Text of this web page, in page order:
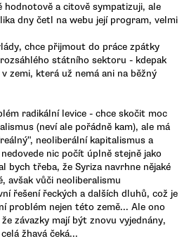
hodnotově a citově sympatizuji, ale
dny četl na webu její program, velmi
chce přijmout do práce zpátky
státního sektoru - kdepak
zemi, která už nemá ani na běžný
radikální levice - chce skočit moc
(neví ale pořádně kam), ale má
neoliberální kapitalismus a
nic počít úplně stejně jako
bych třeba, že Syriza navrhne nějaké
avšak vůči neoliberalismu
řešení řeckých a dalších dluhů, což je
problém nejen této země... Ale ono
závazky mají být znovu vyjednány,
žhavá čeká...